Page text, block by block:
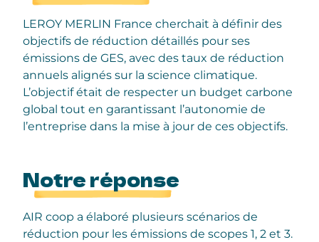
LEROY MERLIN France cherchait à définir des
objectifs de réduction détaillés pour ses
émissions de GES, avec des taux de réduction
annuels alignés sur la science climatique.
L’objectif était de respecter un budget carbone
global tout en garantissant l’autonomie de
l’entreprise dans la mise à jour de ces objectifs.
Notre réponse
AIR coop a élaboré plusieurs scénarios de
réduction pour les émissions de scopes 1, 2 et 3.